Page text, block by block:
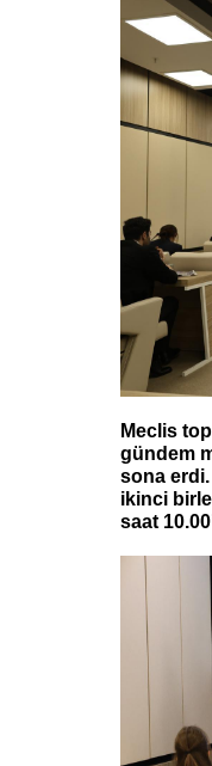
Meclis
gündem
sona erdi.
ikinci
saat